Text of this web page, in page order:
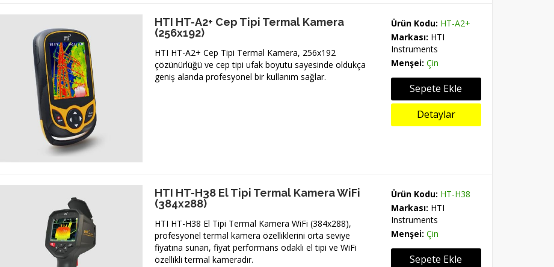
HTI HT-A2+ Cep Tipi Termal Kamera
(256x192)
HTI HT-A2+ Cep Tipi Termal Kamera, 256x192
çözünürlüğü ve cep tipi ufak boyutu sayesinde oldukça
geniş alanda profesyonel bir kullanım sağlar.
Ürün Kodu: HT-A2+
Markası: HTI
Instruments
Menşei: Çin
Sepete Ekle
Detaylar
HTI HT-H38 El Tipi Termal Kamera WiFi
(384x288)
HTI HT-H38 El Tipi Termal Kamera WiFi (384x288),
profesyonel termal kamera özelliklerini orta seviye
fiyatına sunan, fiyat performans odaklı el tipi ve WiFi
özellikli termal kameradır.
Ürün Kodu: HT-H38
Markası: HTI
Instruments
Menşei: Çin
Sepete Ekle